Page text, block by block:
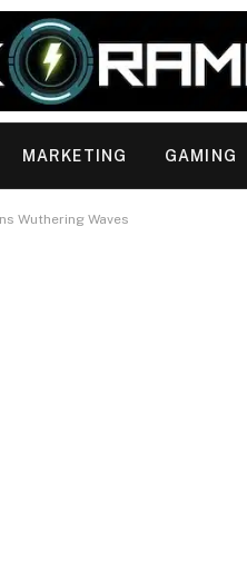
MARKETING GAMING
Wuthering Waves